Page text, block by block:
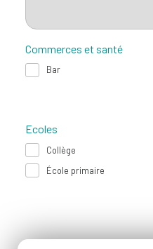
Commerces et santé
Bar
Ecoles
Collège
École primaire